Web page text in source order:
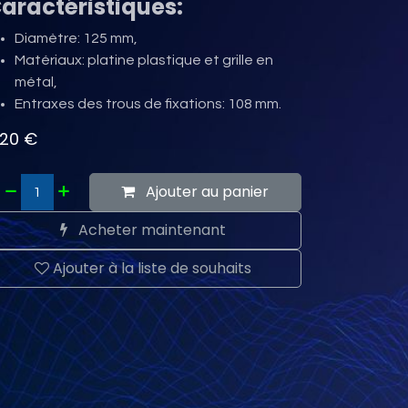
Diamètre: 125 mm,
Matériaux: platine plastique et grille en
métal,
Entraxes des trous de fixations: 108 mm.
€
Ajouter au panier
Acheter maintenant
Ajouter à la liste de souhaits